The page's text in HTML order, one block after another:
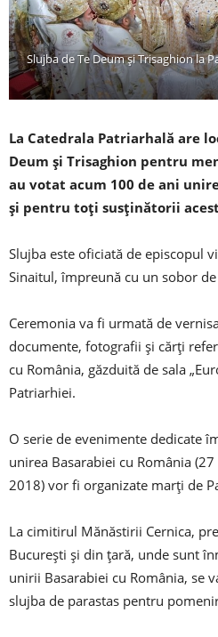
Slujba de Te Deum şi Trisaghion la
La Catedrala Patriarhală are
Deum şi Trisaghion pentru
au votat acum 100 de ani
şi pentru toţi susţinătorii
Slujba este oficiată de episcopul
Sinaitul, împreună cu un sobor
Ceremonia va fi urmată de
documente, fotografii şi cărţi
cu România, găzduită de sala
Patriarhiei.
O serie de evenimente dedicate
unirea Basarabiei cu România
2018) vor fi organizate marţi de
La cimitirul Mănăstirii Cernica,
Bucureşti şi din ţară, unde sunt
unirii Basarabiei cu România, se
slujba de parastas pentru